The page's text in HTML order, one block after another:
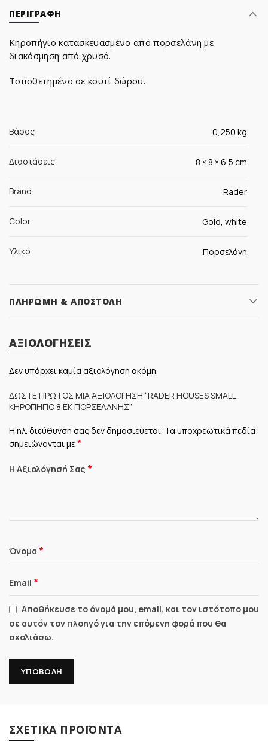
ΠΕΡΙΓΡΑΦΉ
Κηροπήγιο κατασκευασμένo από πορσελάνη με
διακόσμηση από χρυσό.
Τοποθετημένο σε κουτί δώρου.
Βάρος 0,250 kg
Διαστάσεις 8 × 8 × 6,5 cm
Brand Rader
Color Gold, white
Υλικό Πορσελάνη
ΠΛΗΡΩΜΉ & ΑΠΟΣΤΟΛΉ
ΑΞΙΟΛΟΓΉΣΕΙΣ
Δεν υπάρχει καμία αξιολόγηση ακόμη.
ΔΏΣΤΕ ΠΡΏΤΟΣ ΜΊΑ ΑΞΙΟΛΌΓΗΣΗ “RADER HOUSES SMALL
ΚΗΡΟΠΉΓΙΟ 8 ΕΚ ΠΟΡΣΕΛΆΝΗΣ”
Η ηλ. διεύθυνση σας δεν δημοσιεύεται. Τα υποχρεωτικά πεδία
σημειώνονται με*
Η Αξιολόγησή Σας *
Όνομα *
Email *
Αποθήκευσε το όνομά μου, email, και τον ιστότοπο μου
σε αυτόν τον πλοηγό για την επόμενη φορά που θα
σχολιάσω.
ΣΧΕΤΙΚΆ ΠΡΟΪΌΝΤΑ